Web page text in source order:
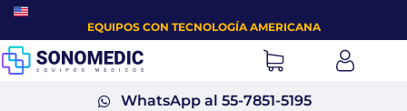
EQUIPOS CON TECNOLOGÍA AMERICANA
WhatsApp al 55-7851-5195